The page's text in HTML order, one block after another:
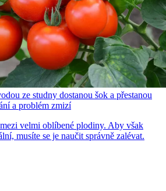
ze studny dostanou šok a přestanou
a problém zmizí
velmi oblíbené plodiny. Aby však
musíte se je naučit správně zalévat.